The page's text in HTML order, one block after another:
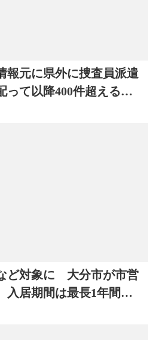
元に県外に捜査員派遣
て以降400件超える情
ど対象に 大分市が市営
居期間は最長1年間